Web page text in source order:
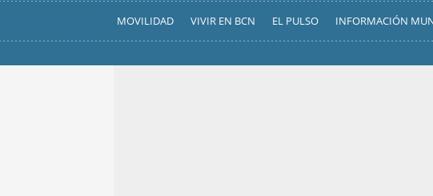
MOVILIDAD VIVIR EN BCN EL PULSO INFORMACIÓN